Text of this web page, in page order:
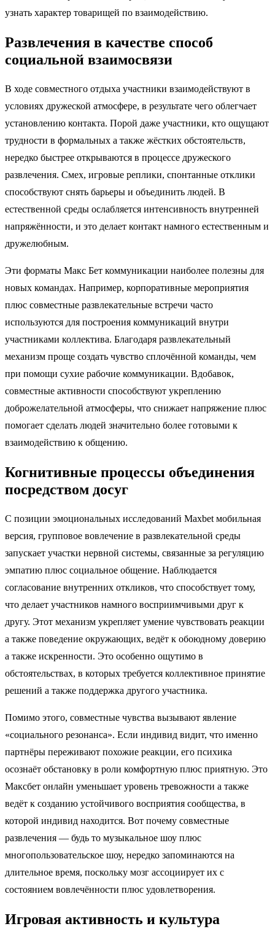
узнать характер товарищей по взаимодействию.
Развлечения в качестве способ
социальной взаимосвязи
В ходе совместного отдыха участники взаимодействуют в
условиях дружеской атмосфере, в результате чего облегчает
установлению контакта. Порой даже участники, кто ощущают
трудности в формальных а также жёстких обстоятельств,
нередко быстрее открываются в процессе дружеского
развлечения. Смех, игровые реплики, спонтанные отклики
способствуют снять барьеры и объединить людей. В
естественной среды ослабляется интенсивность внутренней
напряжённости, и это делает контакт намного естественным и
дружелюбным.
Эти форматы Макс Бет коммуникации наиболее полезны для
новых командах. Например, корпоративные мероприятия
плюс совместные развлекательные встречи часто
используются для построения коммуникаций внутри
участниками коллектива. Благодаря развлекательный
механизм проще создать чувство сплочённой команды, чем
при помощи сухие рабочие коммуникации. Вдобавок,
совместные активности способствуют укреплению
доброжелательной атмосферы, что снижает напряжение плюс
помогает сделать людей значительно более готовыми к
взаимодействию к общению.
Когнитивные процессы объединения
посредством досуг
С позиции эмоциональных исследований Maxbet мобильная
версия, групповое вовлечение в развлекательной среды
запускает участки нервной системы, связанные за регуляцию
эмпатию плюс социальное общение. Наблюдается
согласование внутренних откликов, что способствует тому,
что делает участников намного восприимчивыми друг к
другу. Этот механизм укрепляет умение чувствовать реакции
а также поведение окружающих, ведёт к обоюдному доверию
а также искренности. Это особенно ощутимо в
обстоятельствах, в которых требуется коллективное принятие
решений а также поддержка другого участника.
Помимо этого, совместные чувства вызывают явление
«социального резонанса». Если индивид видит, что именно
партнёры переживают похожие реакции, его психика
осознаёт обстановку в роли комфортную плюс приятную. Это
Максбет онлайн уменьшает уровень тревожности а также
ведёт к созданию устойчивого восприятия сообщества, в
которой индивид находится. Вот почему совместные
развлечения — будь то музыкальное шоу плюс
многопользовательское шоу, нередко запоминаются на
длительное время, поскольку мозг ассоциирует их с
состоянием вовлечённости плюс удовлетворения.
Игровая активность и культура